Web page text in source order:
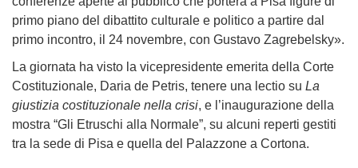
primo piano del dibattito culturale e politico a partire dal
primo incontro, il 24 novembre, con Gustavo Zagrebelsky».
La giornata ha visto la vicepresidente emerita della Corte
Costituzionale, Daria de Petris, tenere una lectio su La
giustizia costituzionale nella crisi, e l’inaugurazione della
mostra “Gli Etruschi alla Normale”, su alcuni reperti gestiti
tra la sede di Pisa e quella del Palazzone a Cortona.